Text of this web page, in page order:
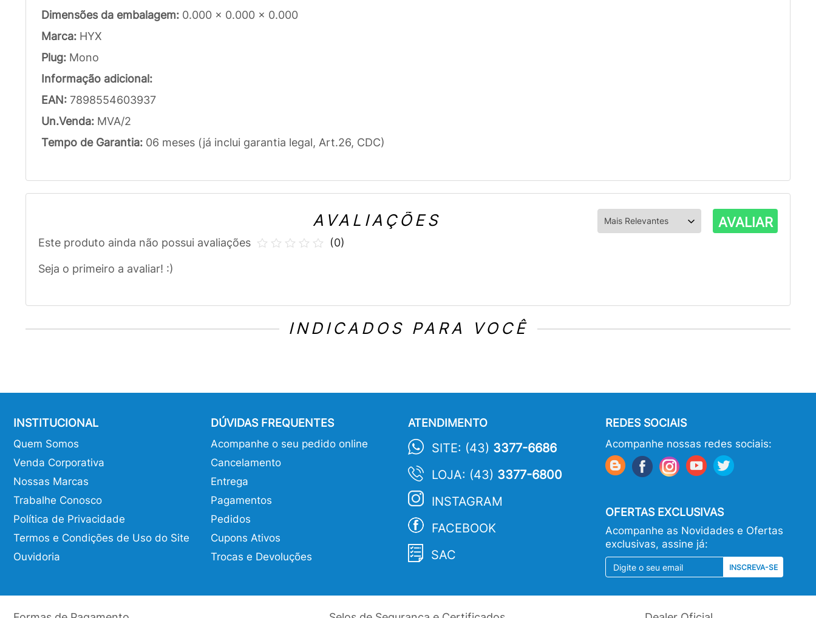
Dimensões da embalagem: 0.000 x 0.000 x 0.000
Marca: HYX
Plug: Mono
Informação adicional:
EAN: 7898554603937
Un.Venda: MVA/2
Tempo de Garantia: 06 meses (já inclui garantia legal, Art.26, CDC)
AVALIAÇÕES AVALIAR
Este produto ainda não possui avaliações
Seja o primeiro a avaliar! :)
(0)
INDICADOS PARA VOCÊ
INSTITUCIONAL
Quem Somos
Venda Corporativa
Nossas Marcas
Trabalhe Conosco
Política de Privacidade
Termos e Condições de Uso do Site
Ouvidoria
DÚVIDAS FREQUENTES
Acompanhe o seu pedido online
Cancelamento
Entrega
Pagamentos
Pedidos
Cupons Ativos
Trocas e Devoluções
ATENDIMENTO
SITE: (43) 3377-6686
LOJA: (43) 3377-6800
INSTAGRAM
FACEBOOK
SAC
REDES SOCIAIS
Acompanhe nossas redes sociais:
OFERTAS EXCLUSIVAS
Acompanhe as Novidades e Ofertas
exclusivas, assine já:
INSCREVA-SE